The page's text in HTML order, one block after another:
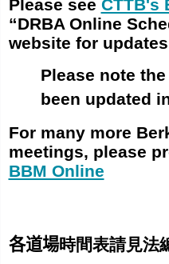
Please see CTTB's
“DRBA Online
website for
Please note
been updated
For many more
meetings, please
BBM Online
各道場時間表請見法